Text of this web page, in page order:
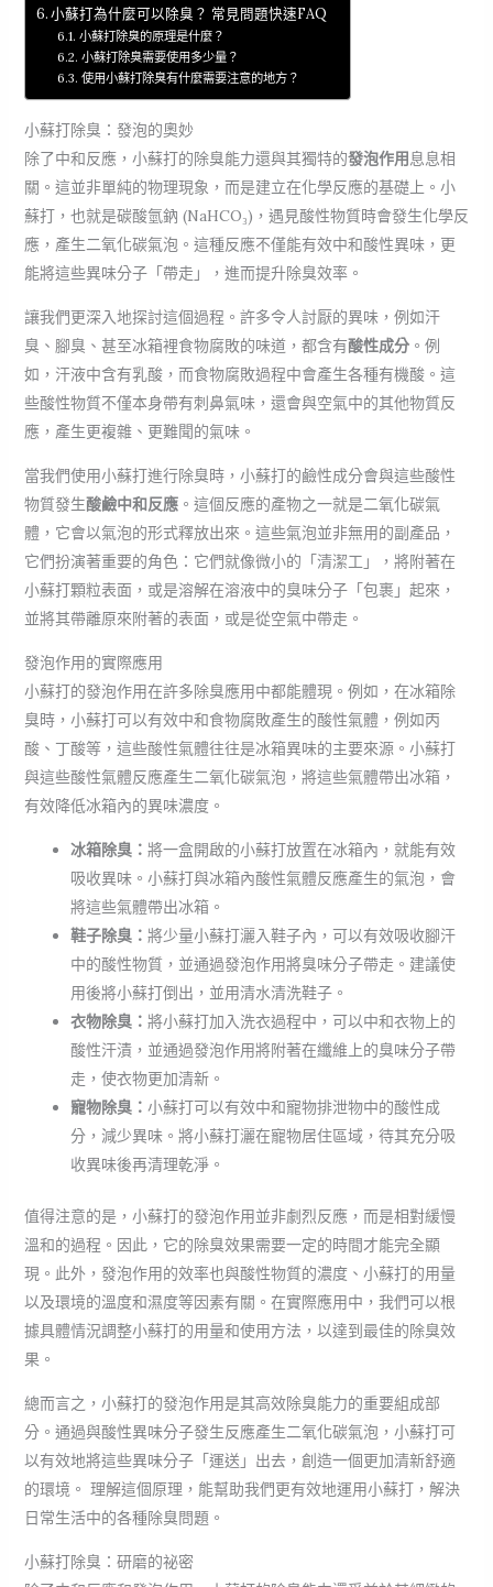
小蘇打為什麼可以除臭？ 常見問題快速FAQ
小蘇打除臭的原理是什麼？
小蘇打除臭需要使用多少量？
使用小蘇打除臭有什麼需要注意的地方？
小蘇打除臭：發泡的奧妙
除了中和反應，小蘇打的除臭能力還與其獨特的發泡作用息息相
關。這並非單純的物理現象，而是建立在化學反應的基礎上。小
蘇打，也就是碳酸氫鈉 (NaHCO₃)，遇見酸性物質時會發生化學反
應，產生二氧化碳氣泡。這種反應不僅能有效中和酸性異味，更
能將這些異味分子「帶走」，進而提升除臭效率。
讓我們更深入地探討這個過程。許多令人討厭的異味，例如汗
臭、腳臭、甚至冰箱裡食物腐敗的味道，都含有酸性成分。例
如，汗液中含有乳酸，而食物腐敗過程中會產生各種有機酸。這
些酸性物質不僅本身帶有刺鼻氣味，還會與空氣中的其他物質反
應，產生更複雜、更難聞的氣味。
當我們使用小蘇打進行除臭時，小蘇打的鹼性成分會與這些酸性
物質發生酸鹼中和反應。這個反應的產物之一就是二氧化碳氣
體，它會以氣泡的形式釋放出來。這些氣泡並非無用的副產品，
它們扮演著重要的角色：它們就像微小的「清潔工」，將附著在
小蘇打顆粒表面，或是溶解在溶液中的臭味分子「包裹」起來，
並將其帶離原來附著的表面，或是從空氣中帶走。
發泡作用的實際應用
小蘇打的發泡作用在許多除臭應用中都能體現。例如，在冰箱除
臭時，小蘇打可以有效中和食物腐敗產生的酸性氣體，例如丙
酸、丁酸等，這些酸性氣體往往是冰箱異味的主要來源。小蘇打
與這些酸性氣體反應產生二氧化碳氣泡，將這些氣體帶出冰箱，
有效降低冰箱內的異味濃度。
冰箱除臭： 將一盒開啟的小蘇打放置在冰箱內，就能有效
吸收異味。小蘇打與冰箱內酸性氣體反應產生的氣泡，會
將這些氣體帶出冰箱。
鞋子除臭： 將少量小蘇打灑入鞋子內，可以有效吸收腳汗
中的酸性物質，並通過發泡作用將臭味分子帶走。建議使
用後將小蘇打倒出，並用清水清洗鞋子。
衣物除臭： 將小蘇打加入洗衣過程中，可以中和衣物上的
酸性汗漬，並通過發泡作用將附著在纖維上的臭味分子帶
走，使衣物更加清新。
寵物除臭： 小蘇打可以有效中和寵物排泄物中的酸性成
分，減少異味。將小蘇打灑在寵物居住區域，待其充分吸
收異味後再清理乾淨。
值得注意的是，小蘇打的發泡作用並非劇烈反應，而是相對緩慢
溫和的過程。因此，它的除臭效果需要一定的時間才能完全顯
現。此外，發泡作用的效率也與酸性物質的濃度、小蘇打的用量
以及環境的溫度和濕度等因素有關。在實際應用中，我們可以根
據具體情況調整小蘇打的用量和使用方法，以達到最佳的除臭效
果。
總而言之，小蘇打的發泡作用是其高效除臭能力的重要組成部
分。通過與酸性異味分子發生反應產生二氧化碳氣泡，小蘇打可
以有效地將這些異味分子「運送」出去，創造一個更加清新舒適
的環境。 理解這個原理，能幫助我們更有效地運用小蘇打，解決
日常生活中的各種除臭問題。
小蘇打除臭：研磨的祕密